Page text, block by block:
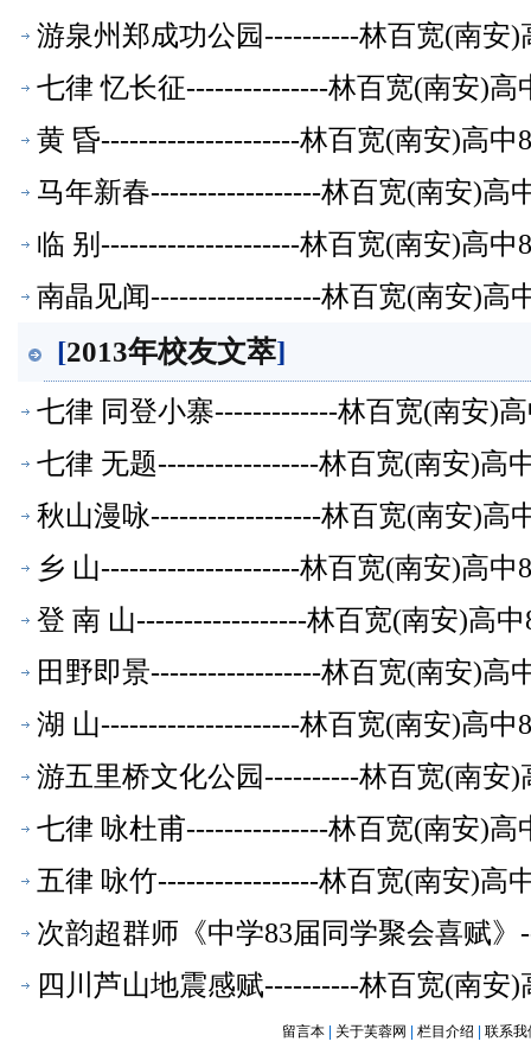
游泉州郑成功公园----------林百宽(南安)
七律 忆长征---------------林百宽(南安)高
黄 昏---------------------林百宽(南安)高中
马年新春------------------林百宽(南安)高
临 别---------------------林百宽(南安)高中
南晶见闻------------------林百宽(南安)高
[2013年校友文萃]
七律 同登小寨-------------林百宽(南安)
七律 无题-----------------林百宽(南安)高
秋山漫咏------------------林百宽(南安)高
乡 山---------------------林百宽(南安)高中
登 南 山------------------林百宽(南安)高
田野即景------------------林百宽(南安)高
湖 山---------------------林百宽(南安)高中
游五里桥文化公园----------林百宽(南安)
七律 咏杜甫---------------林百宽(南安)高
五律 咏竹-----------------林百宽(南安)高
次韵超群师《中学83届同学聚会喜赋
四川芦山地震感赋----------林百宽(南安
留言本| 关于芙蓉网 栏目介绍 联系我